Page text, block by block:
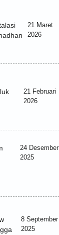
21 Maret
2026
21 Februari
2026
24 Desember
2025
8 September
2025